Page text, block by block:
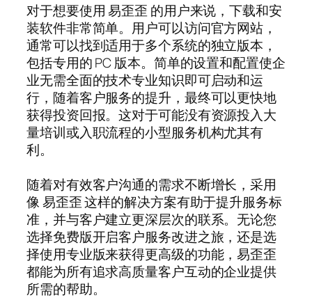
对于想要使用 易歪歪 的用户来说，下载和安
装软件非常简单。用户可以访问官方网站，
通常可以找到适用于多个系统的独立版本，
包括专用的 PC 版本。简单的设置和配置使企
业无需全面的技术专业知识即可启动和运
行，随着客户服务的提升，最终可以更快地
获得投资回报。这对于可能没有资源投入大
量培训或入职流程的小型服务机构尤其有
利。
随着对有效客户沟通的需求不断增长，采用
像 易歪歪 这样的解决方案有助于提升服务标
准，并与客户建立更深层次的联系。无论您
选择免费版开启客户服务改进之旅，还是选
择使用专业版来获得更高级的功能，易歪歪
都能为所有追求高质量客户互动的企业提供
所需的帮助。